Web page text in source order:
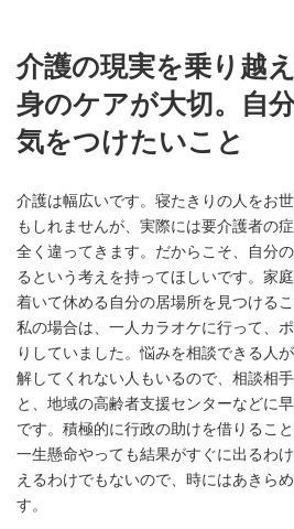
介護の現実を乗り越
身のケアが大切。自
気をつけたいこと
介護は幅広いです。寝たきりの人をお
もしれませんが、実際には要介護者の
全く違ってきます。だからこそ、自分
るという考えを持ってほしいです。家
着いて休める自分の居場所を見つける
私の場合は、一人カラオケに行って、
りしていました。悩みを相談できる人
解してくれない人もいるので、相談相
と、地域の高齢者支援センターなどに
です。積極的に行政の助けを借りるこ
一生懸命やっても結果がすぐに出るわ
えるわけでもないので、時にはあきら
す。